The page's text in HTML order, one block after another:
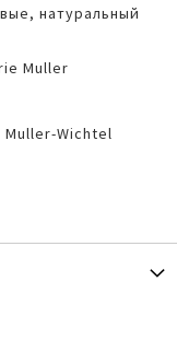
натуральный
Muller
Wichtel